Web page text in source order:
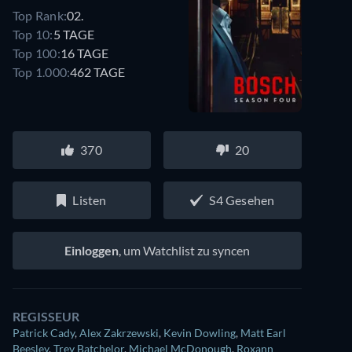
Top Rank:02.
Top 10:5 TAGE
Top 100:16 TAGE
Top 1.000:462 TAGE
370 20
Listen S4 Gesehen
Einloggen, um Watchlist zu syncen
REGISSEUR
Patrick Cady,Alex Zakrzewski, Kevin Dowling, Matt Earl
Beesley,Trey Batchelor, Michael McDonough, Roxann